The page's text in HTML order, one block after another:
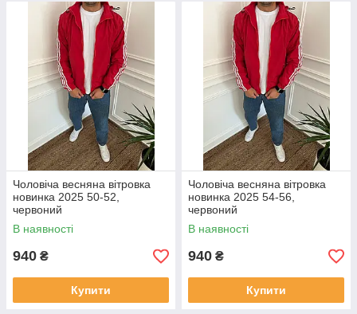
Чоловіча весняна вітровка
новинка 2025 50-52,
червоний
В наявності
940 ₴
Купити
Чоловіча весняна вітровка
новинка 2025 54-56,
червоний
В наявності
940 ₴
Купити